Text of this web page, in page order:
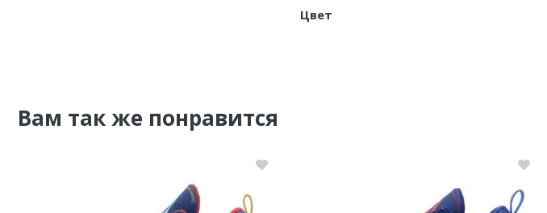
Цвет
Вам так же понравится